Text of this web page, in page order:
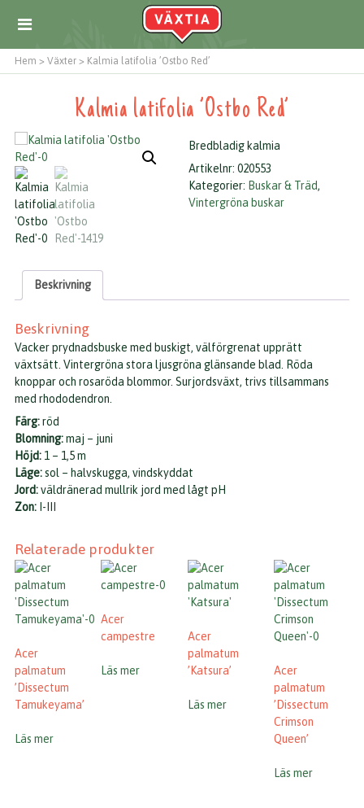
Hem > Växter > Kalmia latifolia ’Ostbo Red’
Kalmia latifolia ’Ostbo Red’
Bredbladig kalmia
Artikelnr:020553
Kategorier: Buskar & Träd,
Vintergröna buskar
Beskrivning
Beskrivning
Vacker prydnadsbuske med buskigt, välförgrenat upprätt
växtsätt. Vintergröna stora ljusgröna glänsande blad. Röda
knoppar och rosaröda blommor. Surjordsväxt, trivs tillsammans
med rhododendron.
Färg:röd
Blomning:maj – juni
Höjd: 1 – 1,5 m
Läge:sol – halvskugga, vindskyddat
Jord:väldränerad mullrik jord med lågt pH
Zon: I-III
Relaterade produkter
Acer
palmatum
’Dissectum
Tamukeyama’
Läs mer
Acer
campestre
Läs mer
Acer
palmatum
’Katsura’
Läs mer
Acer
palmatum
’Dissectum
Crimson
Queen’
Läs mer